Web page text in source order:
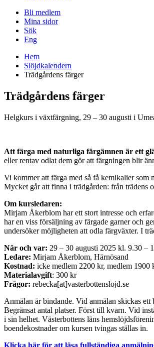
Bli medlem
Mina sidor
Sök
Eng
Hem
Slöjdkalendern
Trädgårdens färger
Trädgårdens färger
Helgkurs i växtfärgning, 29 – 30 augusti i
Att färga med naturliga färgämnen är ett
eller rentav odlat dem gör att färgningen blir
Vi kommer att färga med så få kemikalier som
Mycket går att finna i trädgården: från trädens
Om kursledaren:
Mirjam Åkerblom har ett stort intresse och
har en viss försäljning av färgade garner och
undersöker möjligheten att odla färgväxter. I
När och var: 29 – 30 augusti 2025 kl. 9.30 –
Ledare: Mirjam Åkerblom, Härnösand
Kostnad: icke medlem 2200 kr, medlem 1900
Materialavgift: 300 kr
Frågor: rebecka[at]vasterbottenslojd.se
Anmälan är bindande. Vid anmälan skickas ett
Begränsat antal platser. Först till kvarn. Vid
i sin helhet. Västerbottens läns
boendekostnader om kursen tvingas ställas in.
Klicka här för att läsa fullständiga